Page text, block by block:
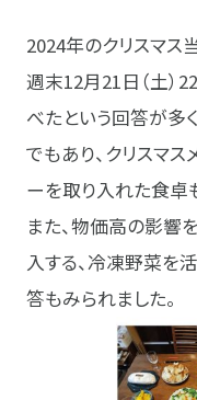
2024年のクリスマス
週末12月21日（土）
べたという回答が多
でもあり、クリスマ
ーを取り入れた食卓
また、物価高の影響
入する、冷凍野菜を
答もみられました。